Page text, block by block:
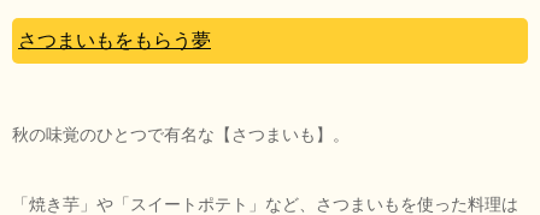
さつまいもをもらう夢
秋の味覚のひとつで有名な【さつまいも】。
「焼き芋」や「スイートポテト」など、さつまいもを使った料理は